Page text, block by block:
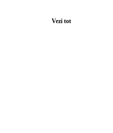
Vezi tot